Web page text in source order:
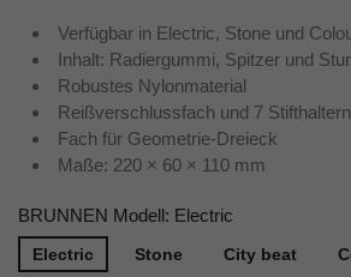
Verfügbar in Electric, Stone und
Inhalt: Radiergummi, Spitzer und
Robustes Nylonmaterial
Reißverschlussfach und 7 Stifthaltern
Fach für Geometrie-Dreieck
Maße: 220 × 60 × 110 mm
BRUNNEN Modell: Electric
Electric Stone City beat